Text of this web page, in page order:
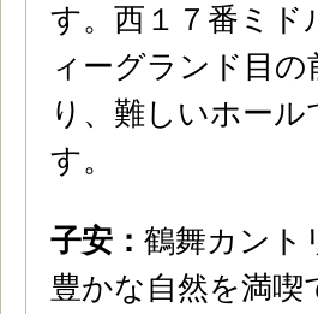
す。西１７番ミド
ィーグランド目
り、難しいホー
す。
子安： 鶴舞カント
豊かな自然を満